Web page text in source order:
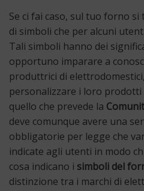
Se ci fai caso, sul tuo forno
di simboli che per alcuni
Tali simboli hanno dei
opportuno imparare a
produttrici di
personalizzare i loro prodotti
quello che prevede la
deve comunque avere una
obbligatorie per legge che
indicate agli utenti in modo
cosa indicano i simboli del
distinzione tra i marchi di